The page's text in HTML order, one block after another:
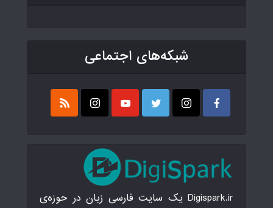
شبکه‌های اجتماعی
Digispark.ir یک سایت فارسی زبان در حوزه‌ی